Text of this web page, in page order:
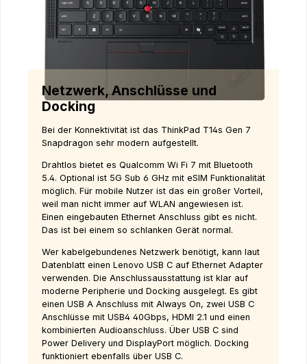
Netzwerk, Anschlüsse und
Docking
Bei der Konnektivität ist das ThinkPad T14s Gen 7
Snapdragon sehr modern aufgestellt.
Drahtlos bietet es Qualcomm Wi Fi 7 mit Bluetooth
5.4. Optional ist 5G Sub 6 GHz mit eSIM Funktionalität
möglich. Für mobile Nutzer ist das ein großer Vorteil,
weil man nicht immer auf WLAN angewiesen ist.
Einen eingebauten Ethernet Anschluss gibt es nicht.
Das ist bei einem so schlanken Gerät normal.
Wer kabelgebundenes Netzwerk benötigt, kann laut
Datenblatt einen Lenovo USB C auf Ethernet Adapter
verwenden. Die Anschlussausstattung ist klar auf
moderne Peripherie und Docking ausgelegt. Es gibt
einen USB A Anschluss mit Always On, zwei USB C
Anschlüsse mit USB4 40Gbps, HDMI 2.1 und einen
kombinierten Audioanschluss. Über USB C sind
Power Delivery und DisplayPort möglich. Docking
funktioniert ebenfalls über USB C.